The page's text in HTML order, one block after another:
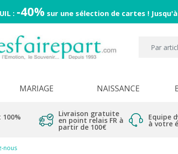
: -40% sur une sélection de cartes !
MARIAGE NAISSANCE
Livraison gratuite
en point relais FR à
partir de 100€
Equipe
à votre
nous